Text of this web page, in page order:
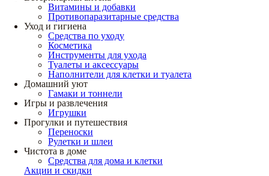
Витамины и добавки
Противопаразитарные средства
Уход и гигиена
Средства по уходу
Косметика
Инструменты для ухода
Туалеты и аксессуары
Наполнители для клетки и туалета
Домашний уют
Гамаки и тоннели
Игры и развлечения
Игрушки
Прогулки и путешествия
Переноски
Рулетки и шлеи
Чистота в доме
Средства для дома и клетки
Акции и скидки